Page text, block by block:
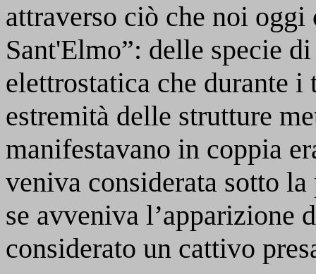
attraverso ciò che noi
Sant'Elmo”: delle specie
elettrostatica che durante
estremità delle strutture
manifestavano in coppia
veniva considerata sotto
se avveniva l’apparizione
considerato un cattivo